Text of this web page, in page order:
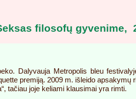
filosofų gyvenime,
Dalyvauja Metropolis bleu
premiją. 2009 m. išleido apsakymų
tačiau joje keliami klausimai yra rimti.